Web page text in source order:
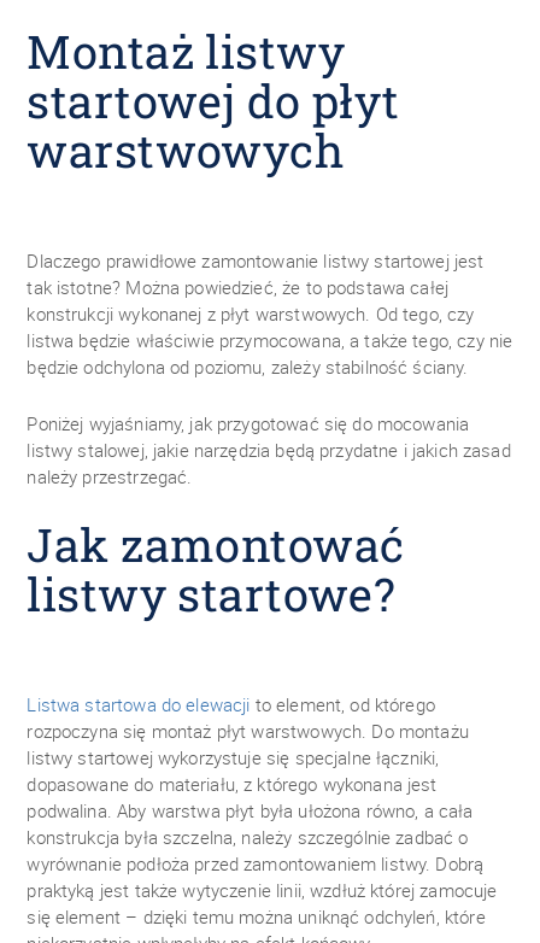
Montaż listwy
startowej do płyt
warstwowych
Dlaczego prawidłowe zamontowanie listwy startowej jest
tak istotne? Można powiedzieć, że to podstawa całej
konstrukcji wykonanej z płyt warstwowych. Od tego, czy
listwa będzie właściwie przymocowana, a także tego, czy nie
będzie odchylona od poziomu, zależy stabilność ściany.
Poniżej wyjaśniamy, jak przygotować się do mocowania
listwy stalowej, jakie narzędzia będą przydatne i jakich zasad
należy przestrzegać.
Jak zamontować
listwy startowe?
Listwa startowa do elewacji to element, od którego
rozpoczyna się montaż płyt warstwowych. Do montażu
listwy startowej wykorzystuje się specjalne łączniki,
dopasowane do materiału, z którego wykonana jest
podwalina. Aby warstwa płyt była ułożona równo, a cała
konstrukcja była szczelna, należy szczególnie zadbać o
wyrównanie podłoża przed zamontowaniem listwy. Dobrą
praktyką jest także wytyczenie linii, wzdłuż której zamocuje
się element – dzięki temu można uniknąć odchyleń, które